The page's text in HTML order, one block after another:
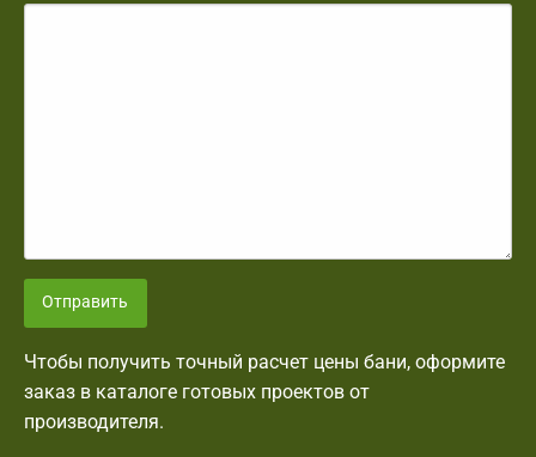
Отправить
Чтобы получить точный расчет цены бани, оформите
заказ в каталоге готовых проектов от
производителя.